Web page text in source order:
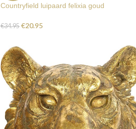
Countryfield luipaard felixia goud
€34.95 €20.95